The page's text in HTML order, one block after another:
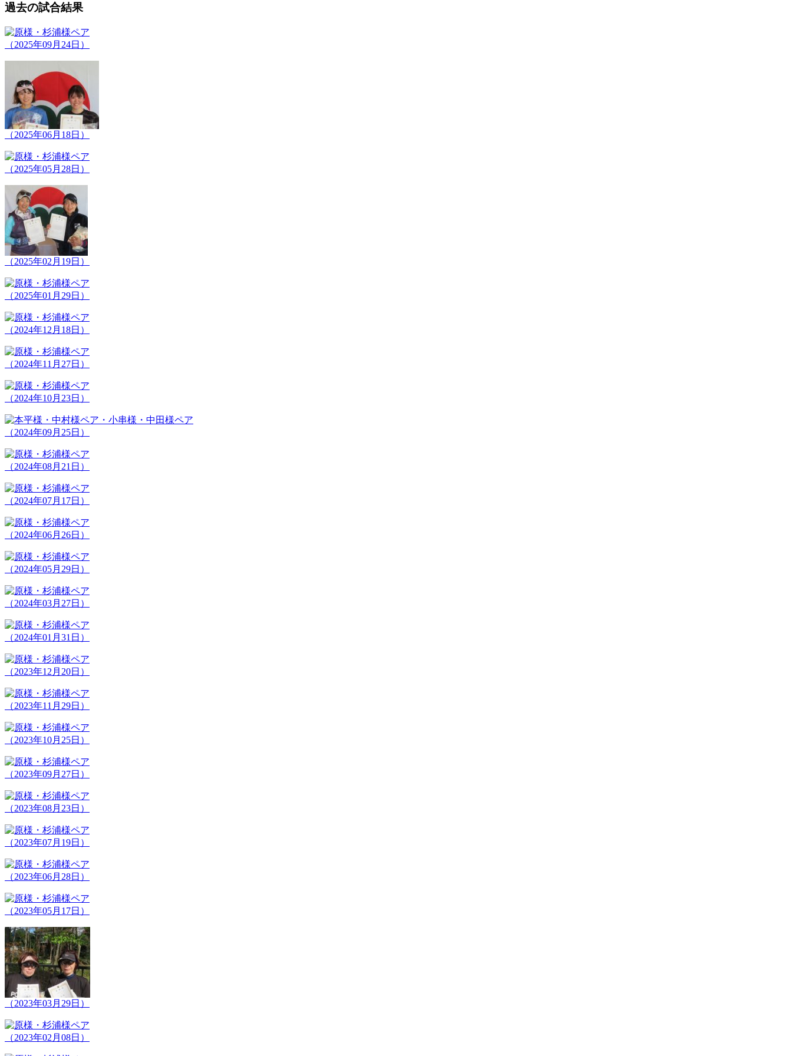
過去の試合結果
（2025年09月24日）
（2025年06月18日）
（2025年05月28日）
（2025年02月19日）
（2025年01月29日）
（2024年12月18日）
（2024年11月27日）
（2024年10月23日）
（2024年09月25日）
（2024年08月21日）
（2024年07月17日）
（2024年06月26日）
（2024年05月29日）
（2024年03月27日）
（2024年01月31日）
（2023年12月20日）
（2023年11月29日）
（2023年10月25日）
（2023年09月27日）
（2023年08月23日）
（2023年07月19日）
（2023年06月28日）
（2023年05月17日）
（2023年03月29日）
（2023年02月08日）